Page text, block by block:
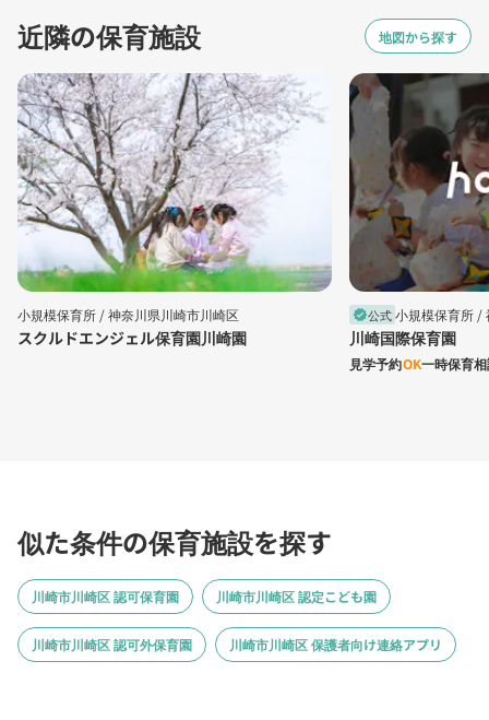
近隣の保育施設 地図から探す
小規模保育所 /神奈川県川崎市川崎区
スクルドエンジェル保育園川崎園
verified公式小規模保育所 /
川崎国際保育園
見学予約OK一時保育
似た条件の保育施設を探す
川崎市川崎区 認可保育園 川崎市川崎区 認定こども園
川崎市川崎区 認可外保育園 川崎市川崎区 保護者向け連絡アプリ